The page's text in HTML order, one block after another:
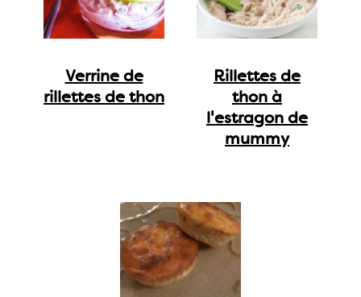
Verrine de
rillettes de thon
Rillettes de
thon à
l'estragon de
mummy